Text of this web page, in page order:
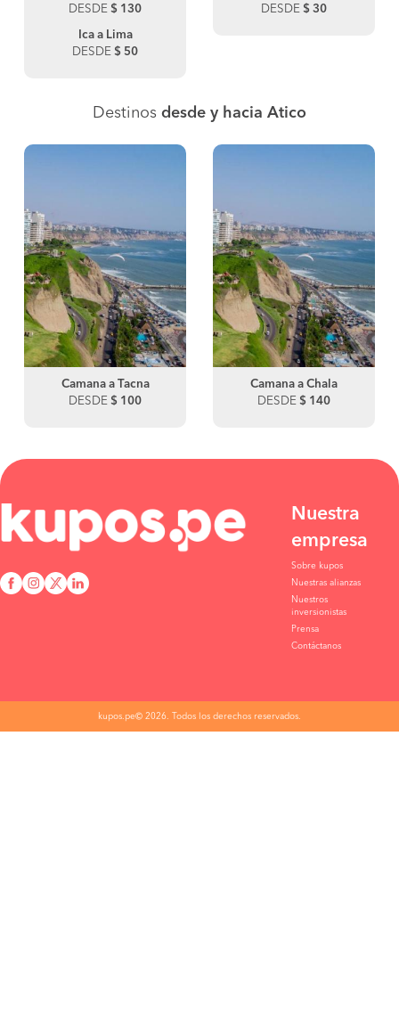
DESDE $ 130
Ica a Lima
DESDE $ 50
DESDE $ 30
Destinos desde y hacia Atico
Camana a Tacna
DESDE $ 100
Camana a Chala
DESDE $ 140
Nuestra
empresa
Sobre kupos
Nuestras alianzas
Nuestros
inversionistas
Prensa
Contáctanos
kupos.pe© 2026. Todos los derechos reservados.